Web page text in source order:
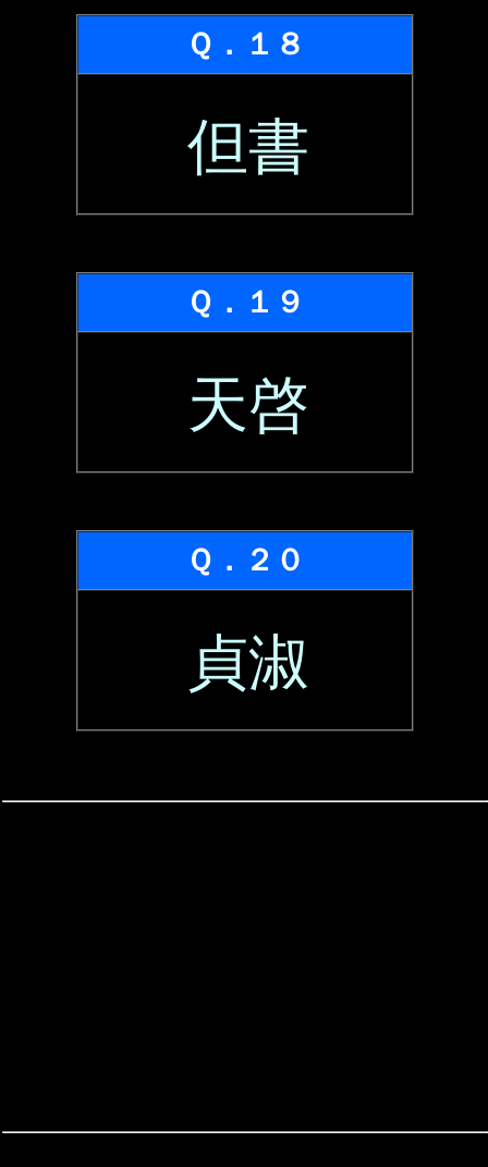
Ｑ．１８
但書
Ｑ．１９
天啓
Ｑ．２０
貞淑